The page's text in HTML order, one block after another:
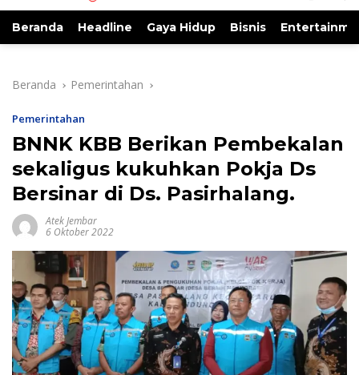
Beranda Headline Gaya Hidup Bisnis
Beranda Pemerintahan
Pemerintahan
BNNK KBB Berikan Pembekalan
sekaligus kukuhkan Pokja Ds
Bersinar di Ds. Pasirhalang.
Atek Jembar
6 Oktober 2022